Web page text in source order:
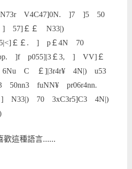
小。
型
小。
筆〉
V4C47]0N. ]7 ]5 50
] 57]￡￡ N33|)
￡￡. ] p￡4N 70
]f p055]|3￡3, ] VV]￡
C ￡]|3r4r¥ 4N|) u53
50nn3 fuNN¥ pr06r4nn.
] N33|) 70 3xC3r5]C3 4N|)
歡這種語言……